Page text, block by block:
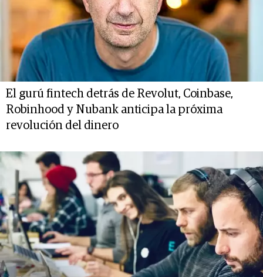
El gurú fintech detrás de Revolut, Coinbase,
Robinhood y Nubank anticipa la próxima
revolución del dinero